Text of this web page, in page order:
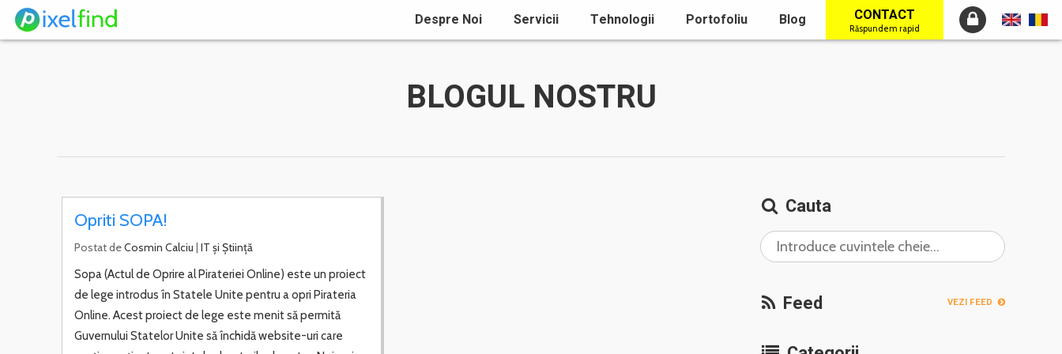
Despre Noi Servicii Tehnologii Portofoliu Blog CONTACT
Răspundem rapid
BLOGUL NOSTRU
Opriti SOPA!
Postat deCosmin Calciu |IT și Știință
Sopa (Actul de Oprire al Pirateriei Online) este un proiect
de lege introdus în Statele Unite pentru a opri Pirateria
Online. Acest proiect de lege este menit să permită
Guvernului Statelor Unite să închidă website-uri care
Cauta
Feed VEZI FEED